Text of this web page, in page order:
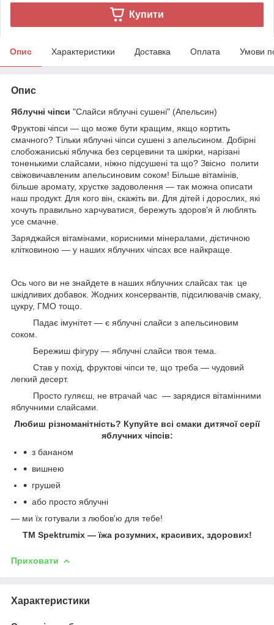
Купити
Опис Характеристики Доставка Оплата Умови
Опис
Яблучні чіпси "Слайси яблучні сушені" (Апельсин)
Фруктові чіпси — що може бути кращим, якщо кортить
смачного? Тільки яблучні чіпси сушені з апельсином. Добірні
слобожаниські яблучка без серцевини та шкірки, нарізані
тоненькими слайсами, ніжно підсушені та що? Звісно полити
свіжовичавленим апельсиновим соком! Більше вітамінів,
більше аромату, хрустке задоволення — так можна описати
наш продукт. Для кого він, скажіть ви. Для дітей і дорослих, які
хочуть правильно харчуватися, бережуть здоров'я й люблять
усе смачне.
Заряджайся вітамінами, корисними мінералами, дієтичною
клітковиною — у наших яблучних чіпсах все найкраще.
Ось чого ви не знайдете в наших яблучних слайсах так це
шкідливих добавок. Жодних консервантів, підсилювачів смаку,
цукру, ГМО тощо.
Падає імунітет — є яблучні слайси з апельсиновим
соком.
Бережиш фігуру — яблучні слайси твоя тема.
Став у похід, фруктові чіпси те, що треба — чудовий
легкий десерт.
Просто гуляєш, не втрачай час — зарядися вітамінними
яблучними слайсами.
Любиш різноманітність? Купуйте всі смаки дитячої серії
яблучних чіпсів:
з бананом
вишнею
грушей
або просто яблучні
— ми їх готували з любов'ю для тебе!
ТМ Spektrumix — їжа розумних, красивих, здорових!
Приховати
Характеристики